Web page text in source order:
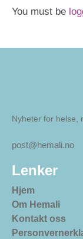
You must be
Nyheter for helse,
post@hemali.no
Lenker
Hjem
Om Hemali
Kontakt oss